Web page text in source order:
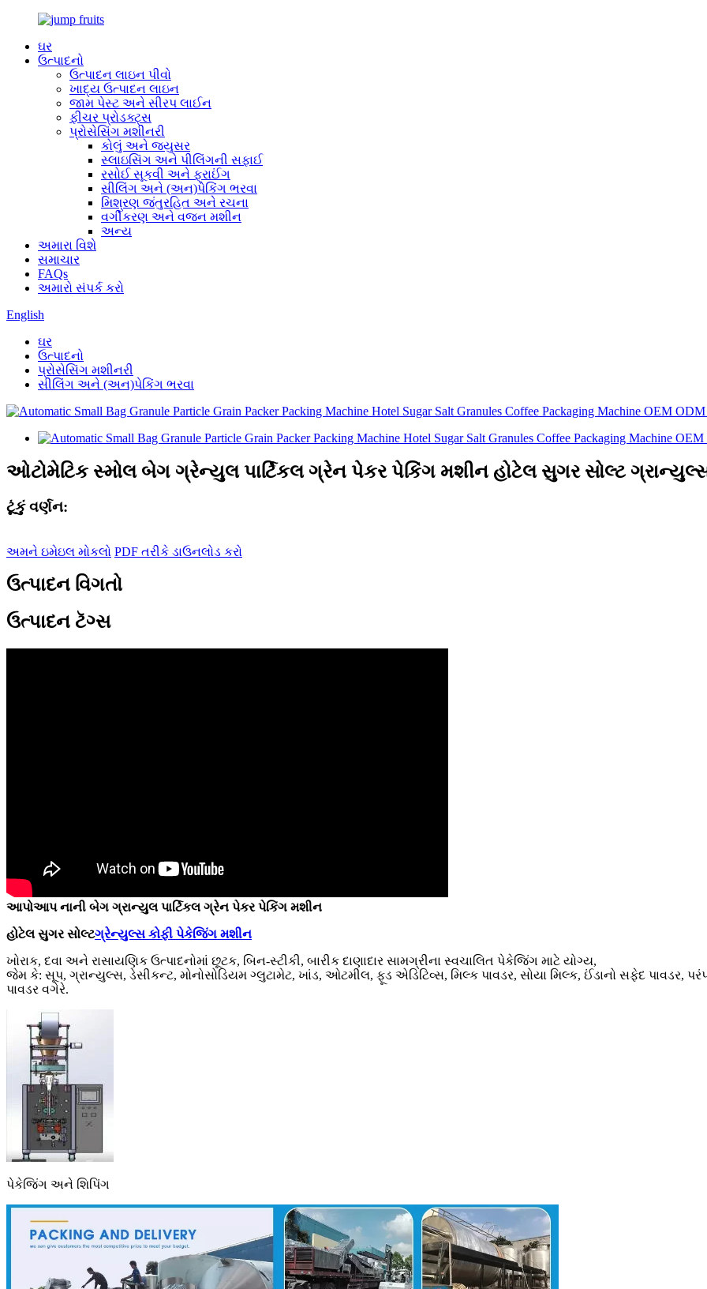
ઘર
ઉત્પાદનો
ઉત્પાદન લાઇન પીવો
ખાદ્ય ઉત્પાદન લાઇન
જામ પેસ્ટ અને સીરપ લાઈન
ફીચર પ્રોડક્ટ્સ
પ્રોસેસિંગ મશીનરી
કોલું અને જ્યુસર
સ્લાઇસિંગ અને પીલિંગની સફાઈ
રસોઈ સૂકવી અને ફ્રાઈંગ
સીલિંગ અને (અન)પેકિંગ ભરવા
મિશ્રણ જંતુરહિત અને રચના
વર્ગીકરણ અને વજન મશીન
અન્ય
અમારા વિશે
સમાચાર
FAQs
અમારો સંપર્ક કરો
English
ઘર
ઉત્પાદનો
પ્રોસેસિંગ મશીનરી
સીલિંગ અને (અન)પેકિંગ ભરવા
ઓટોમેટિક સ્મોલ બેગ ગ્રેન્યુલ પાર્ટિકલ ગ્રેન પેકર પેકિંગ મશીન હોટેલ સુગર સોલ્ટ
ટૂંકું વર્ણન:
અમને ઇમેઇલ મોકલો PDF તરીકે ડાઉનલોડ કરો
ઉત્પાદન વિગતો
ઉત્પાદન ટૅગ્સ
આપોઆપ નાની બેગ ગ્રાન્યુલ પાર્ટિકલ ગ્રેન પેકર પેકિંગ મશીન
હોટેલ સુગર સોલ્ટગ્રેન્યુલ્સ કોફી પેકેજિંગ મશીન
ખોરાક, દવા અને રાસાયણિક ઉત્પાદનોમાં છૂટક, બિન-સ્ટીકી, બારીક દાણાદાર સામગ્રીના સ્વચાલિત પેકેજિંગ માટે યોગ્ય,
જેમ કે: સૂપ, ગ્રાન્યુલ્સ, ડેસીકન્ટ, મોનોસોડિયમ ગ્લુટામેટ, ખાંડ, ઓટમીલ, ફૂડ એડિટિવ્સ, મિલ્ક પાવડર, સોયા મિલ્ક, ઈંડાનો સફેદ પાવડર,
પાવડર વગેરે.
પેકેજિંગ અને શિપિંગ